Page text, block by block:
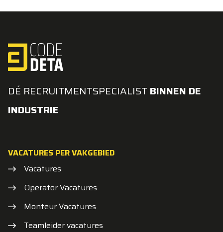
DÉ RECRUITMENTSPECIALIST BINNEN DE
INDUSTRIE
VACATURES PER VAKGEBIED
Vacatures
Operator Vacatures
Monteur Vacatures
Teamleider vacatures